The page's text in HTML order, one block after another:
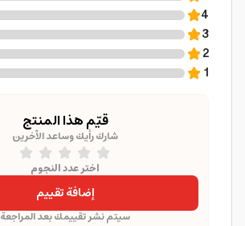
4
3
2
1
قيّم هذا المنتج
شارك رأيك وساعد الآخرين
اختر عدد النجوم
إضافة تقييم
سيتم نشر تقييمك بعد المراجعة